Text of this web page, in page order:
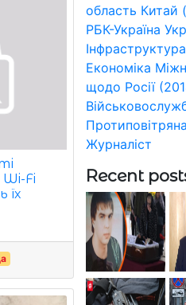
Fi
їх
область Китай
РБК-Україна
Інфраструктура
Економіка
щодо Росії
Журналіст
Recent